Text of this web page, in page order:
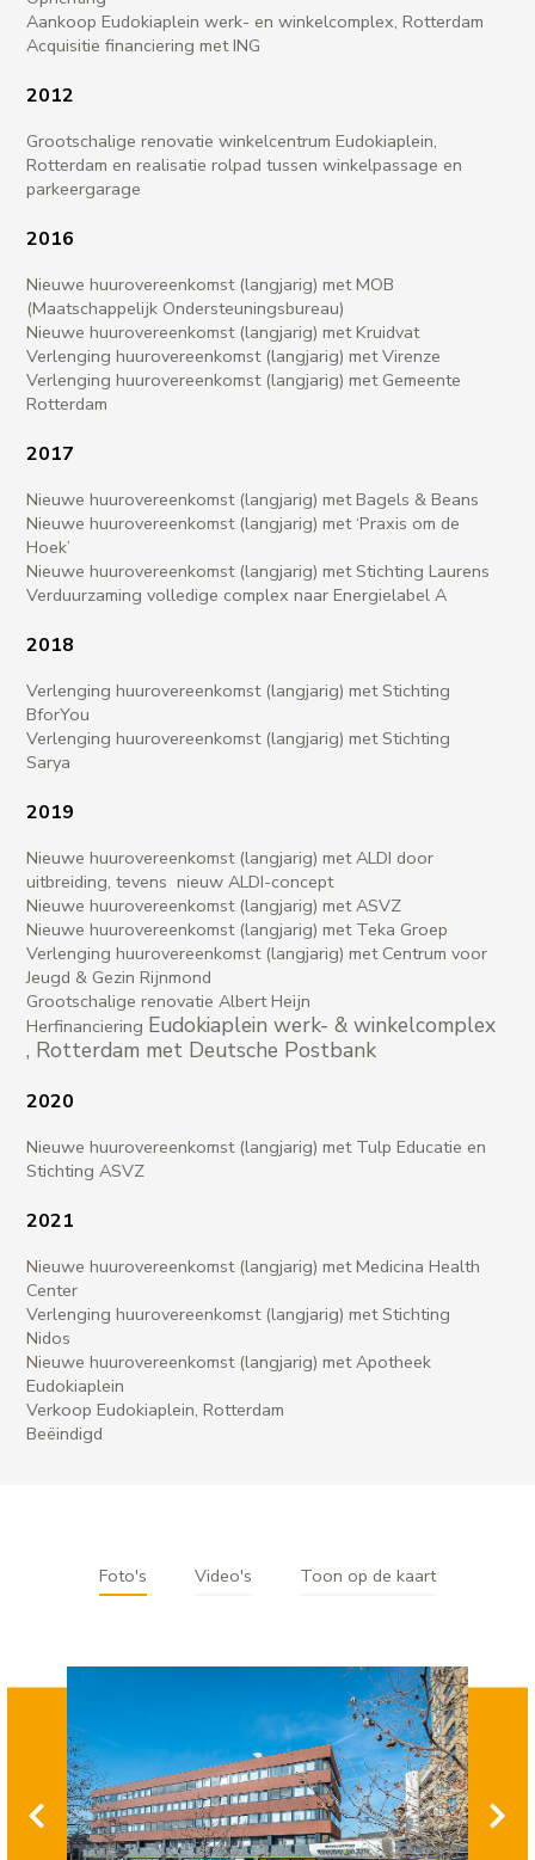
Aankoop Eudokiaplein werk- en winkelcomplex, Rotterdam
Acquisitie financiering met ING
2012
Grootschalige renovatie winkelcentrum Eudokiaplein,
Rotterdam en realisatie rolpad tussen winkelpassage en
parkeergarage
2016
Nieuwe huurovereenkomst (langjarig) met MOB
(Maatschappelijk Ondersteuningsbureau)
Nieuwe huurovereenkomst (langjarig) met Kruidvat
Verlenging huurovereenkomst (langjarig) met Virenze
Verlenging huurovereenkomst (langjarig) met Gemeente
Rotterdam
2017
Nieuwe huurovereenkomst (langjarig) met Bagels & Beans
Nieuwe huurovereenkomst (langjarig) met ‘Praxis om de
Hoek’
Nieuwe huurovereenkomst (langjarig) met Stichting Laurens
Verduurzaming volledige complex naar Energielabel A
2018
Verlenging huurovereenkomst (langjarig) met Stichting
BforYou
Verlenging huurovereenkomst (langjarig) met Stichting
Sarya
2019
Nieuwe huurovereenkomst (langjarig) met ALDI door
uitbreiding, tevens nieuw ALDI-concept
Nieuwe huurovereenkomst (langjarig) met ASVZ
Nieuwe huurovereenkomst (langjarig) met Teka Groep
Verlenging huurovereenkomst (langjarig) met Centrum voor
Jeugd & Gezin Rijnmond
Grootschalige renovatie Albert Heijn
Herfinanciering Eudokiapleinwerk- & winkelcomplex
, Rotterdam met Deutsche Postbank
2020
Nieuwe huurovereenkomst (langjarig) met Tulp Educatie en
Stichting ASVZ
2021
Nieuwe huurovereenkomst (langjarig) met Medicina Health
Center
Verlenging huurovereenkomst (langjarig) met Stichting
Nidos
Nieuwe huurovereenkomst (langjarig) met Apotheek
Eudokiaplein
Verkoop Eudokiaplein, Rotterdam
Beëindigd
Foto's Video's Toon op de kaart